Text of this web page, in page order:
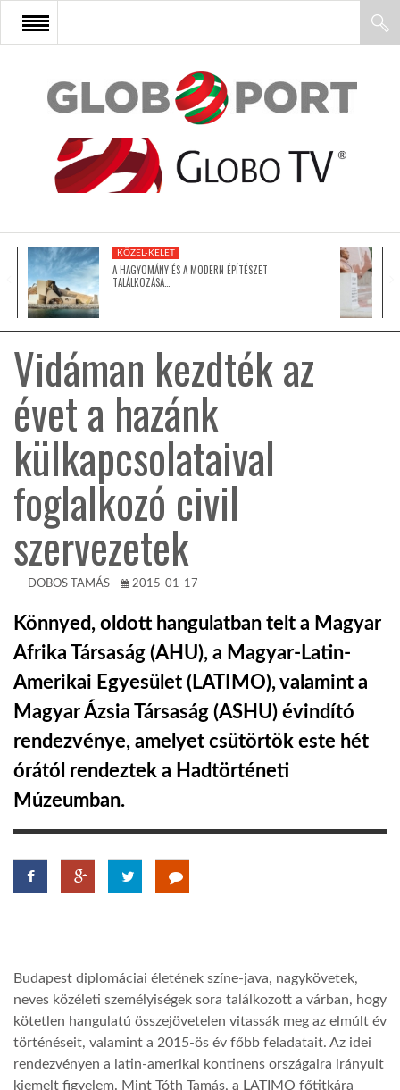
FŐOLDAL
AFRIKA
ÁZSIA
LATIN-AMERIKA
AUSZTRÁLIA
A VILÁG ITTHON
GLOBOTV BP
HÍR3D
GLOBOTV
LINKTR.EE
KÖZEL-KELET
A HAGYOMÁNY ÉS A MODERN ÉPÍTÉSZET
TALÁLKOZÁSA…
Vidáman kezdték az
évet a hazánk
külkapcsolataival
foglalkozó civil
szervezetek
DOBOS TAMÁS 2015-01-17
Könnyed, oldott hangulatban telt a Magyar
Afrika Társaság (AHU), a Magyar-Latin-
Amerikai Egyesület (LATIMO), valamint a
Magyar Ázsia Társaság (ASHU) évindító
rendezvénye, amelyet csütörtök este hét
órától rendeztek a Hadtörténeti
Múzeumban.
Budapest diplomáciai életének színe-java, nagykövetek,
neves közéleti személyiségek sora találkozott a várban, hogy
kötetlen hangulatú összejövetelen vitassák meg az elmúlt év
történéseit, valamint a 2015-ös év főbb feladatait. Az idei
rendezvényen a latin-amerikai kontinens országaira irányult
kiemelt figyelem. Mint Tóth Tamás, a LATIMO főtitkára